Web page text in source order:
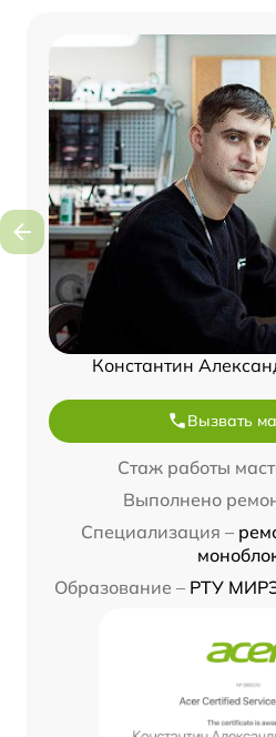
Константин
Вызвать
Стаж работы
Выполнено
Специализация –
Образование – РТУ